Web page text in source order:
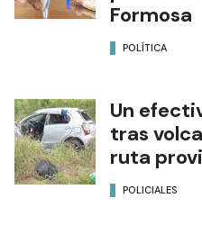
Formosa
POLÍTICA
Un
tras
ruta
POLICIALES